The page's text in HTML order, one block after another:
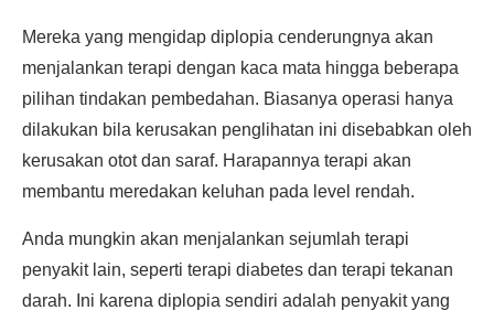
Mereka yang mengidap diplopia cenderungnya akan
menjalankan terapi dengan kaca mata hingga beberapa
pilihan tindakan pembedahan. Biasanya operasi hanya
dilakukan bila kerusakan penglihatan ini disebabkan oleh
kerusakan otot dan saraf. Harapannya terapi akan
membantu meredakan keluhan pada level rendah.
Anda mungkin akan menjalankan sejumlah terapi
penyakit lain, seperti terapi diabetes dan terapi tekanan
darah. Ini karena diplopia sendiri adalah penyakit yang